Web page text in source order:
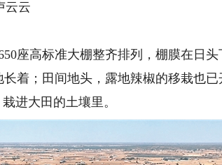
云云
高标准大棚整齐排列，棚膜在日头
着；田间地头，露地辣椒的移栽也已
进大田的土壤里。